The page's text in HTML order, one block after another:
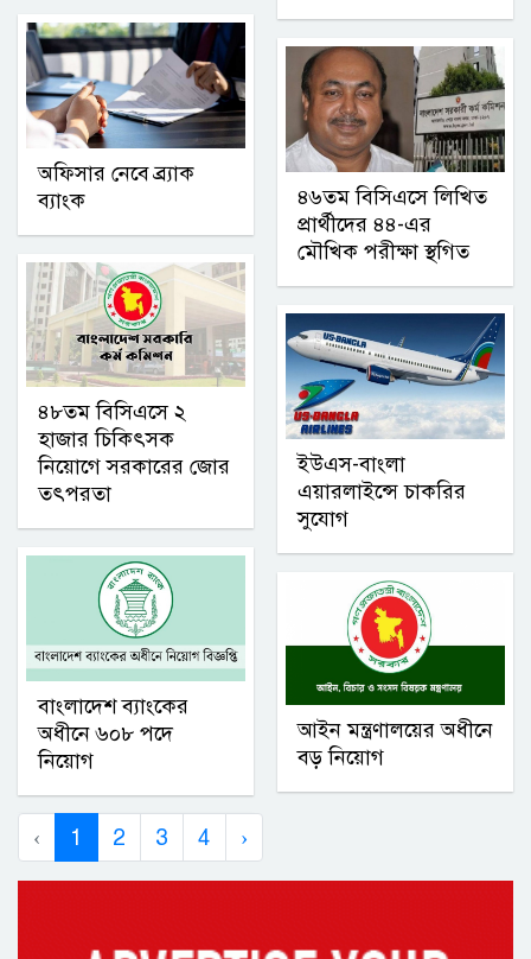
অফিসার নেবে ব্র্যাক
ব্যাংক
৪৮তম বিসিএসে ২
হাজার চিকিৎসক
নিয়োগে সরকারের জোর
তৎপরতা
বাংলাদেশ ব্যাংকের
অধীনে ৬০৮ পদে
নিয়োগ
৪৬তম বিসিএসে লিখিত
প্রার্থীদের ৪৪-এর
মৌখিক পরীক্ষা স্থগিত
ইউএস-বাংলা
এয়ারলাইন্সে চাকরির
সুযোগ
আইন মন্ত্রণালয়ের অধীনে
বড় নিয়োগ
‹ 1 2 3 4 ›